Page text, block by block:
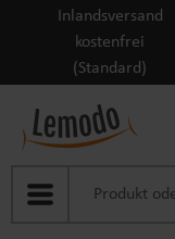
Zum Hauptinhalt springen
Inlandsversand
kostenfrei
(Standard)